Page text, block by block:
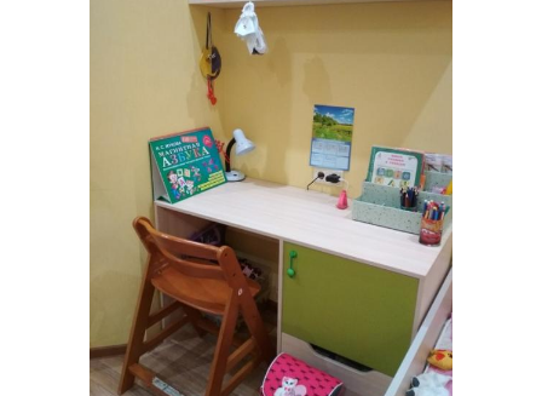
Бумага для декора Бумажные стены
Бумажные украшения Простые идеи
Идеи для украшения Необычные идеи